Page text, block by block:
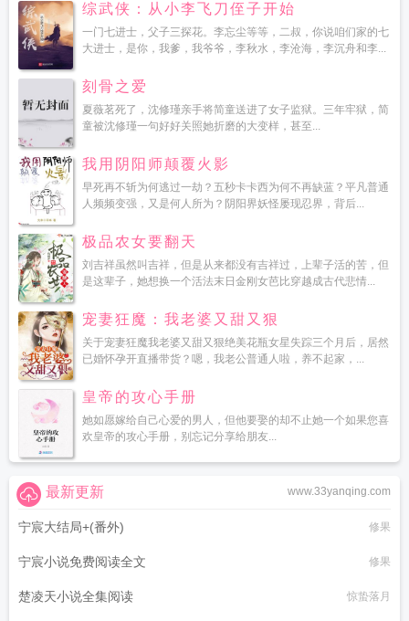
综武侠：从小李飞刀侄子开始
一门七进士，父子三探花。李忘尘等等，二叔，你说咱们家的七
大进士，是你，我爹，我爷爷，李秋水，李沧海，李沉舟和李...
刻骨之爱
夏薇茗死了，沈修瑾亲手将简童送进了女子监狱。三年牢狱，简
童被沈修瑾一句好好关照她折磨的大变样，甚至...
我用阴阳师颠覆火影
早死再不斩为何逃过一劫？五秒卡卡西为何不再缺蓝？平凡普通
人频频变强，又是何人所为？阴阳界妖怪屡现忍界，背后...
极品农女要翻天
刘吉祥虽然叫吉祥，但是从来都没有吉祥过，上辈子活的苦，但
是这辈子，她想换一个活法末日金刚女芭比穿越成古代悲情...
宠妻狂魔：我老婆又甜又狠
关于宠妻狂魔我老婆又甜又狠绝美花瓶女星失踪三个月后，居然
已婚怀孕开直播带货？嗯，我老公普通人啦，养不起家，...
皇帝的攻心手册
她如愿嫁给自己心爱的男人，但他要娶的却不止她一个如果您喜
欢皇帝的攻心手册，别忘记分享给朋友...
www.33yanqing.com
最新更新
宁宸大结局+(番外) 修果
宁宸小说免费阅读全文 修果
楚凌天小说全集阅读 惊蛰落月